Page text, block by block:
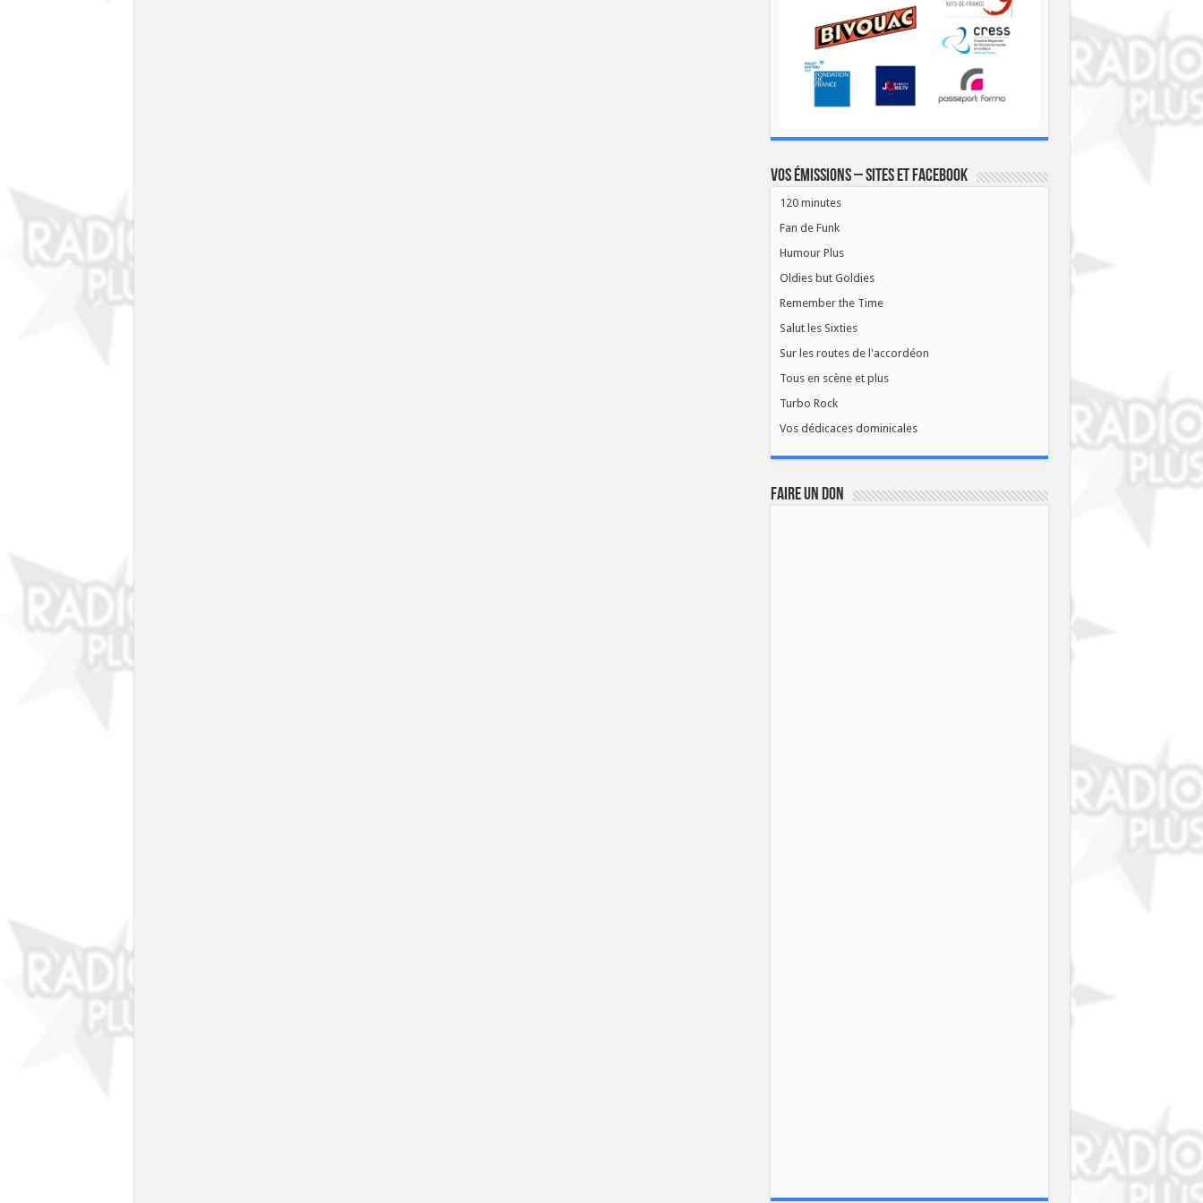
Vos émissions – Sites et Facebook
120 minutes
Fan de Funk
Humour Plus
Oldies but Goldies
Remember the Time
Salut les Sixties
Sur les routes de l'accordéon
Tous en scène et plus
Turbo Rock
Vos dédicaces dominicales
FAIRE UN DON